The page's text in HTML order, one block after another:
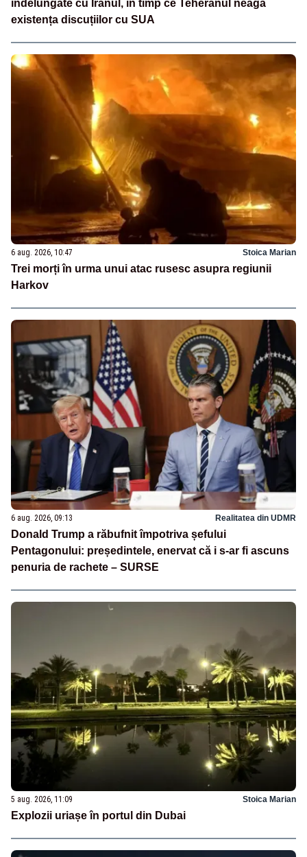
îndelungate cu Iranul, în timp ce Teheranul neagă
existența discuțiilor cu SUA
6 aug. 2026, 10:47 Stoica Marian
Trei morți în urma unui atac rusesc asupra regiunii
Harkov
6 aug. 2026, 09:13 Realitatea din UDMR
Donald Trump a răbufnit împotriva șefului
Pentagonului: președintele, enervat că i s-ar fi ascuns
penuria de rachete – SURSE
5 aug. 2026, 11:09 Stoica Marian
Explozii uriașe în portul din Dubai